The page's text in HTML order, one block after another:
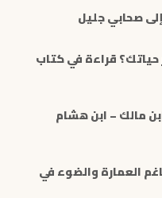
صحابي جليل
قراءة في كتاب
مالك – ابن هشام
العمارة والضوء في